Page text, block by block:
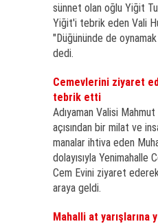
sünnet olan oğlu Yiğit
Yiğit'i tebrik eden Vali
"Düğününde de
dedi.
Cemevlerini ziyaret
tebrik etti
Adıyaman Valisi
açısından bir milat ve
manalar ihtiva eden
dolayısıyla Yenimahalle
Cem Evini ziyaret
araya geldi.
Mahalli at yarışlarına